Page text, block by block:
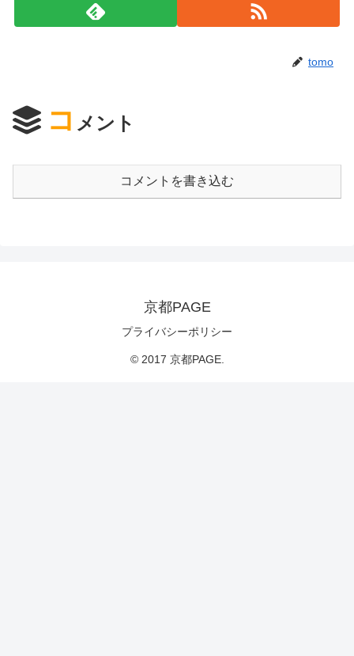
tomo
コ メント
コメントを書き込む
京都PAGE
プライバシーポリシー
© 2017 京都PAGE.